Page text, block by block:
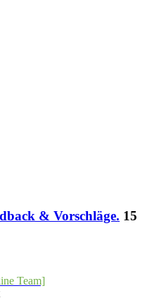
& Vorschläge. 15
Team]